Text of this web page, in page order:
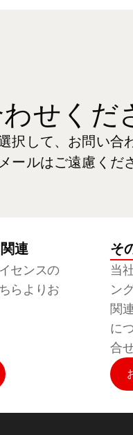
せくだ
択して、お問い合
ールはご遠慮くだ
連
センスの
らよりお
そ
当
ン
関
に
合